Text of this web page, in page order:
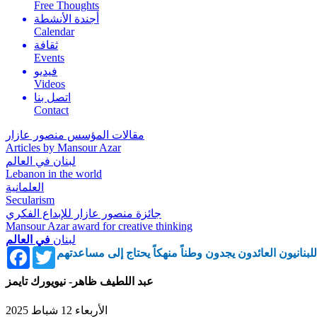
Free Thoughts
أجندة الأنشطة
Calendar
ثقافة
Events
فيديو
Videos
اتصل بنا
Contact
مقالات المؤسس منصور عازار
Articles by Mansour Azar
لبنان في العالم
Lebanon in the world
العلمانية
Secularism
جائزة منصور عازار للإبداع الفكري
Mansour Azar award for creative thinking
لبنان في العالم
FacebookTwitter
العائدون يجدون وطناً منهكاً يحتاج إلى مساعدتهم
عبد اللطيف ظاهر- نيويورك تايمز
الأربعاء 12 شباط 2025